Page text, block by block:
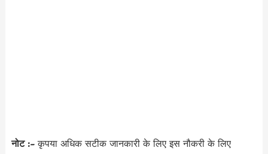
नोट :-कृपया अधिक सटीक जानकारी के लिए इस नौकरी के लिए